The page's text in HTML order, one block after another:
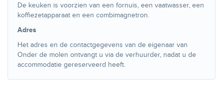
De keuken is voorzien van een fornuis, een vaatwasser, een
koffiezetapparaat en een combimagnetron.
Adres
Het adres en de contactgegevens van de eigenaar van
Onder de molen ontvangt u via de verhuurder, nadat u de
accommodatie gereserveerd heeft.